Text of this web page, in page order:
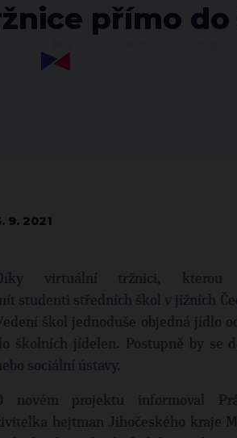
přímo do
9. 2021
virtuální tržnici, kterou
studenti středních škol v jižních
škol jednoduše objedná jídlo
školních jídelen. Postupně by se
sociální ústavy.
novém projektu informoval
hejtman Jihočeského kraje